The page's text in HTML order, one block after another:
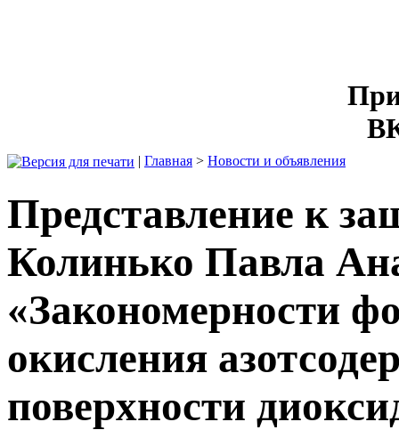
| Главная > Новости и объявления
Представление к
Колинько Павла
«Закономерности
окисления
поверхности